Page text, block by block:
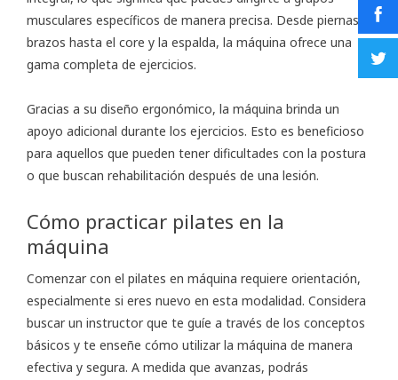
musculares específicos de manera precisa. Desde piernas y
brazos hasta el core y la espalda, la máquina ofrece una
gama completa de ejercicios.
Gracias a su diseño ergonómico, la máquina brinda un
apoyo adicional durante los ejercicios. Esto es beneficioso
para aquellos que pueden tener dificultades con la postura
o que buscan rehabilitación después de una lesión.
Cómo practicar pilates en la
máquina
Comenzar con el pilates en máquina requiere orientación,
especialmente si eres nuevo en esta modalidad. Considera
buscar un instructor que te guíe a través de los conceptos
básicos y te enseñe cómo utilizar la máquina de manera
efectiva y segura. A medida que avanzas, podrás